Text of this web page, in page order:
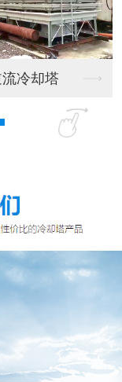
东莞闭式冷却塔